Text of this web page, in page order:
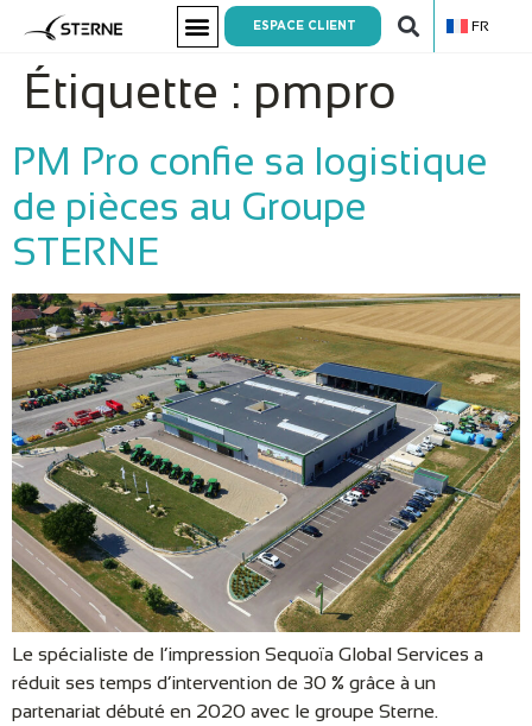
ESPACE CLIENT FR
Étiquette : pmpro
PM Pro confie sa logistique
de pièces au Groupe
STERNE
Le spécialiste de l’impression Sequoïa Global Services a
réduit ses temps d’intervention de 30 % grâce à un
partenariat débuté en 2020 avec le groupe Sterne.